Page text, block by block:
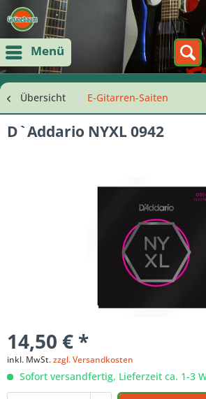
Menü
Übersicht E-Gitarren-Saiten
D`Addario NYXL 0942
14,50 € *
inkl. MwSt.zzgl. Versandkosten
Sofort versandfertig, Lieferzeit ca. 1-3